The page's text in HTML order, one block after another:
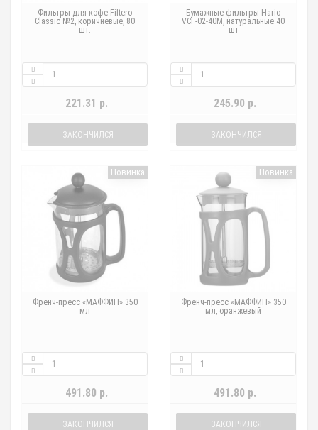
Фильтры для кофе Filtero
Classic №2, коричневые, 80
шт.
221.31 р.
ЗАКОНЧИЛСЯ
Бумажные фильтры Hario
VCF-02-40M, натуральные 40
шт
245.90 р.
ЗАКОНЧИЛСЯ
Новинка
Френч-пресс «МАФФИН» 350
мл
491.80 р.
ЗАКОНЧИЛСЯ
Новинка
Френч-пресс «МАФФИН» 350
мл, оранжевый
491.80 р.
ЗАКОНЧИЛСЯ